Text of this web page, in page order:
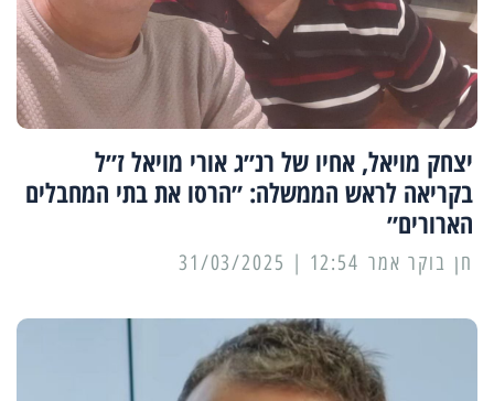
יצחק מויאל, אחיו של רנ״ג אורי מויאל ז״ל
בקריאה לראש הממשלה: ״הרסו את בתי המחבלים
הארורים״
12:54 | 31/03/2025